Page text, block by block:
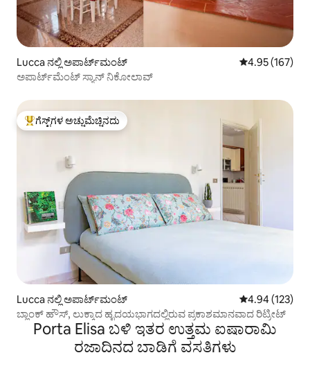
Lucca ನಲ್ಲಿ ಅಪಾರ್ಟ್‌ಮಂಟ್ 5 ರಲ್ಲಿ 4.95
4.95 (167)
ಅಪಾರ್ಟ್‌ಮೆಂಟ್ ಸ್ಯಾನ್ ನಿಕೋಲಾವ್
ಗೆಸ್ಟ್‌ಗಳಿಗೆ ಅತಿ ಹೆಚ್ಚು ಅಚ್ಚುಮೆಚ್ಚಿನದು
ಗೆಸ್ಟ್‌ಗಳ ಅಚ್ಚುಮೆಚ್ಚಿನದು
Lucca ನಲ್ಲಿ ಅಪಾರ್ಟ್‌ಮಂಟ್ 5 ರಲ್ಲಿ 4.94
4.94 (123)
ಬ್ಲಾಂಕ್ ಹೌಸ್, ಲುಕ್ಕಾದ ಹೃದಯಭಾಗದಲ್ಲಿರುವ ಪ್ರಕಾಶಮಾನವಾದ ರಿಟ್ರೀಟ್
Porta Elisa ಬಳಿ ಇತರ ಉತ್ತಮ ಐಷಾರಾಮಿ
ರಜಾದಿನದ ಬಾಡಿಗೆ ವಸತಿಗಳು